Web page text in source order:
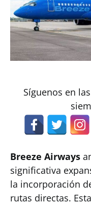
Síguenos en
Breeze Airways
significativa
la incorporación
rutas directas.